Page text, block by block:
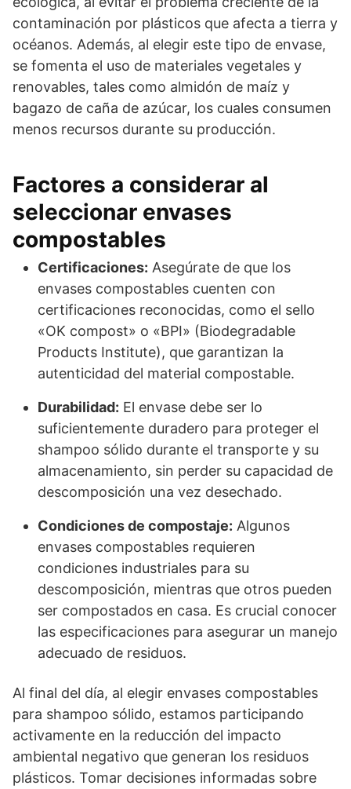
contaminación por plásticos que afecta a tierra y
océanos. Además, al elegir este tipo de envase,
se fomenta el uso de materiales vegetales y
renovables, tales como almidón de maíz y
bagazo de caña de azúcar, los cuales consumen
menos recursos durante su producción.
Factores a considerar al
seleccionar envases
compostables
Certificaciones: Asegúrate de que los
envases compostables cuenten con
certificaciones reconocidas, como el sello
«OK compost» o «BPI» (Biodegradable
Products Institute), que garantizan la
autenticidad del material compostable.
Durabilidad: El envase debe ser lo
suficientemente duradero para proteger el
shampoo sólido durante el transporte y su
almacenamiento, sin perder su capacidad de
descomposición una vez desechado.
Condiciones de compostaje: Algunos
envases compostables requieren
condiciones industriales para su
descomposición, mientras que otros pueden
ser compostados en casa. Es crucial conocer
las especificaciones para asegurar un manejo
adecuado de residuos.
Al final del día, al elegir envases compostables
para shampoo sólido, estamos participando
activamente en la reducción del impacto
ambiental negativo que generan los residuos
plásticos. Tomar decisiones informadas sobre